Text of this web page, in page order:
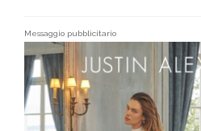
Messaggio pubblicitario